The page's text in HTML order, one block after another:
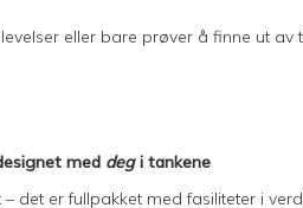
eller bare prøver å finne ut av
med degi tankene
det er fullpakket med fasiliteter i